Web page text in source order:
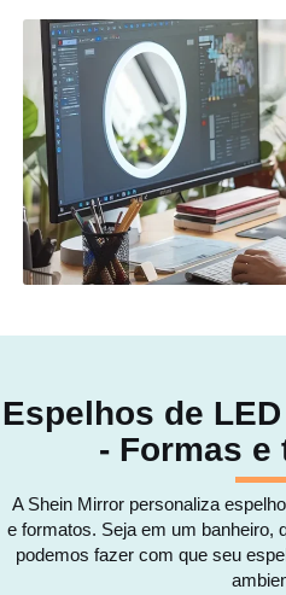
Espelhos de
- Formas e
A Shein Mirror personaliza
e formatos. Seja em um banheiro,
podemos fazer com que seu